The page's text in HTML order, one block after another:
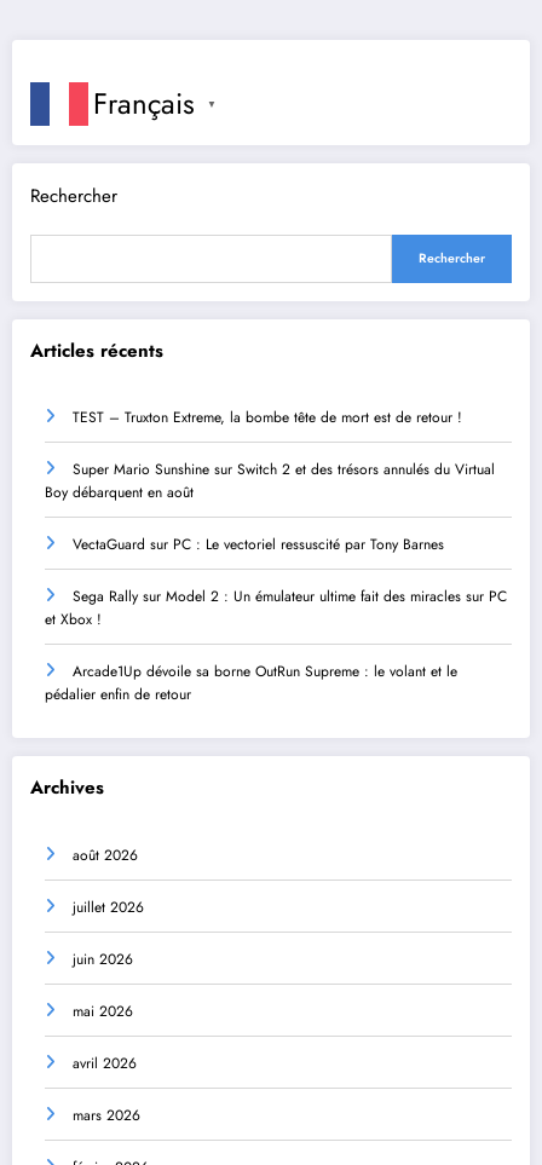
Français ▼
Rechercher
Rechercher
Articles récents
TEST – Truxton Extreme, la bombe tête de mort est de retour !
Super Mario Sunshine sur Switch 2 et des trésors annulés du Virtual
Boy débarquent en août
VectaGuard sur PC : Le vectoriel ressuscité par Tony Barnes
Sega Rally sur Model 2 : Un émulateur ultime fait des miracles sur PC
et Xbox !
Arcade1Up dévoile sa borne OutRun Supreme : le volant et le
pédalier enfin de retour
Archives
août 2026
juillet 2026
juin 2026
mai 2026
avril 2026
mars 2026